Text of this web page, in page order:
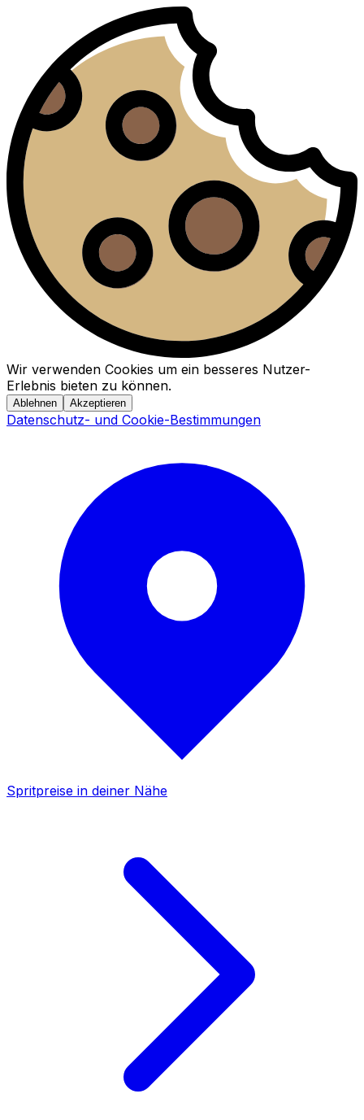
Wir verwenden Cookies um ein besseres Nutzer-
Erlebnis bieten zu können.
Ablehnen Akzeptieren
Datenschutz- und Cookie-Bestimmungen
Spritpreise in deiner Nähe